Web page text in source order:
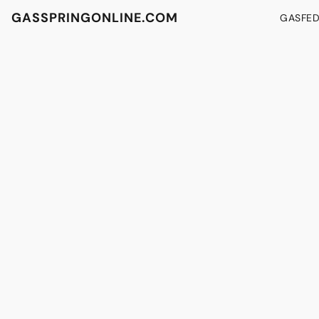
GASSPRINGONLINE.COM